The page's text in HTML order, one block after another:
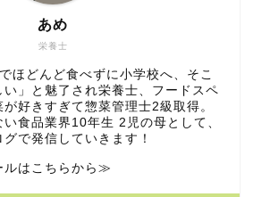
栄養士
あめ
ほどんど食べずに小学校へ、そこ
」と魅了され栄養士、フードスペ
好きすぎて惣菜管理士2級取得。
食品業界10年生 2児の母として、
で発信していきます！
はこちらから≫